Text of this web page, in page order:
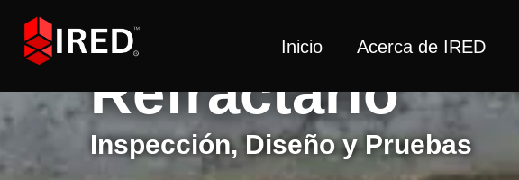
Inicio Acerca de IRED
Refractario
Inspección, Diseño y Pruebas